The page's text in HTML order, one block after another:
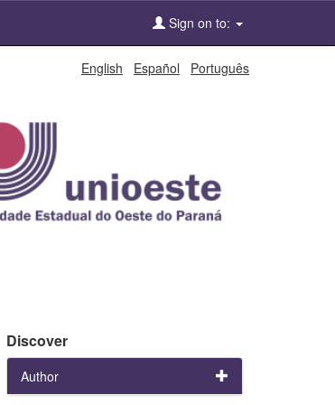
Sign on to:
English Español Português
Discover
Author